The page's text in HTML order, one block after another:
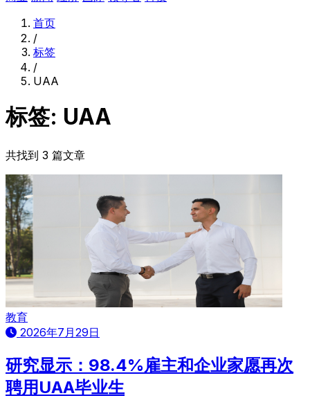
首页
/
标签
/
UAA
标签: UAA
共找到 3 篇文章
教育
2026年7月29日
研究显示：98.4%雇主和企业家愿再次
聘用UAA毕业生